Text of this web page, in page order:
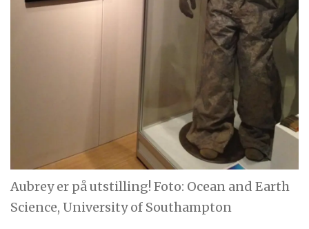
Aubrey er på utstilling! Foto: Ocean and Earth
Science, University of Southampton